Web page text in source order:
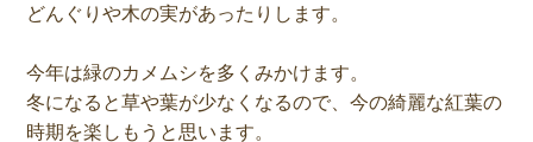
どんぐりや木の実があったりします。
今年は緑のカメムシを多くみかけます。
冬になると草や葉が少なくなるので、今の綺麗な紅葉の
時期を楽しもうと思います。